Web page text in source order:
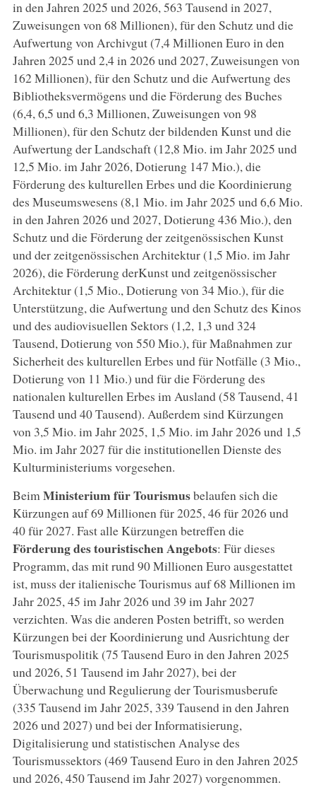
in den Jahren 2025 und 2026, 563 Tausend in 2027,
Zuweisungen von 68 Millionen), für den Schutz und die
Aufwertung von Archivgut (7,4 Millionen Euro in den
Jahren 2025 und 2,4 in 2026 und 2027, Zuweisungen von
162 Millionen), für den Schutz und die Aufwertung des
Bibliotheksvermögens und die Förderung des Buches
(6,4, 6,5 und 6,3 Millionen, Zuweisungen von 98
Millionen), für den Schutz der bildenden Kunst und die
Aufwertung der Landschaft (12,8 Mio. im Jahr 2025 und
12,5 Mio. im Jahr 2026, Dotierung 147 Mio.), die
Förderung des kulturellen Erbes und die Koordinierung
des Museumswesens (8,1 Mio. im Jahr 2025 und 6,6 Mio.
in den Jahren 2026 und 2027, Dotierung 436 Mio.), den
Schutz und die Förderung der zeitgenössischen Kunst
und der zeitgenössischen Architektur (1,5 Mio. im Jahr
2026), die Förderung derKunst und zeitgenössischer
Architektur (1,5 Mio., Dotierung von 34 Mio.), für die
Unterstützung, die Aufwertung und den Schutz des Kinos
und des audiovisuellen Sektors (1,2, 1,3 und 324
Tausend, Dotierung von 550 Mio.), für Maßnahmen zur
Sicherheit des kulturellen Erbes und für Notfälle (3 Mio.,
Dotierung von 11 Mio.) und für die Förderung des
nationalen kulturellen Erbes im Ausland (58 Tausend, 41
Tausend und 40 Tausend). Außerdem sind Kürzungen
von 3,5 Mio. im Jahr 2025, 1,5 Mio. im Jahr 2026 und 1,5
Mio. im Jahr 2027 für die institutionellen Dienste des
Kulturministeriums vorgesehen.
Beim Ministerium für Tourismusbelaufen sich die
Kürzungen auf 69 Millionen für 2025, 46 für 2026 und
40 für 2027. Fast alle Kürzungen betreffen die
Förderung des touristischen Angebots: Für dieses
Programm, das mit rund 90 Millionen Euro ausgestattet
ist, muss der italienische Tourismus auf 68 Millionen im
Jahr 2025, 45 im Jahr 2026 und 39 im Jahr 2027
verzichten. Was die anderen Posten betrifft, so werden
Kürzungen bei der Koordinierung und Ausrichtung der
Tourismuspolitik (75 Tausend Euro in den Jahren 2025
und 2026, 51 Tausend im Jahr 2027), bei der
Überwachung und Regulierung der Tourismusberufe
(335 Tausend im Jahr 2025, 339 Tausend in den Jahren
2026 und 2027) und bei der Informatisierung,
Digitalisierung und statistischen Analyse des
Tourismussektors (469 Tausend Euro in den Jahren 2025
und 2026, 450 Tausend im Jahr 2027) vorgenommen.